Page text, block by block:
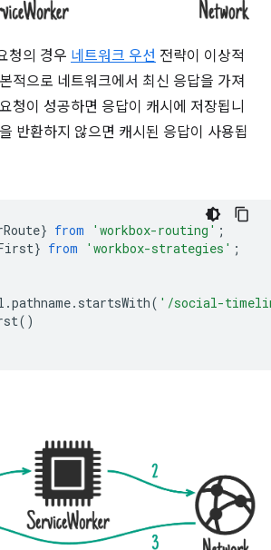
청의 경우 네트워크 우선 전략이 이상적
적으로 네트워크에서 최신 응답을 가져
청이 성공하면 응답이 캐시에 저장됩니
반환하지 않으면 캐시된 응답이 사용됩
} from 'workbox-routing' ;
} from 'workbox-strategies' ;
.pathname. startsWith( '/social-
()